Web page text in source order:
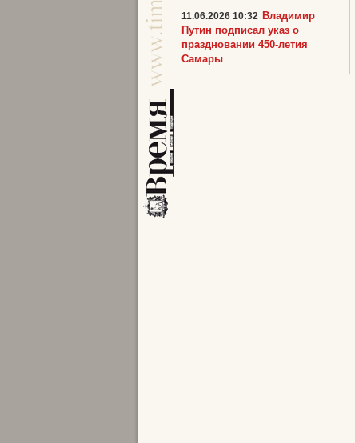
11.06.2026 10:32 Владимир
Путин подписал указ о
праздновании 450-летия
Самары